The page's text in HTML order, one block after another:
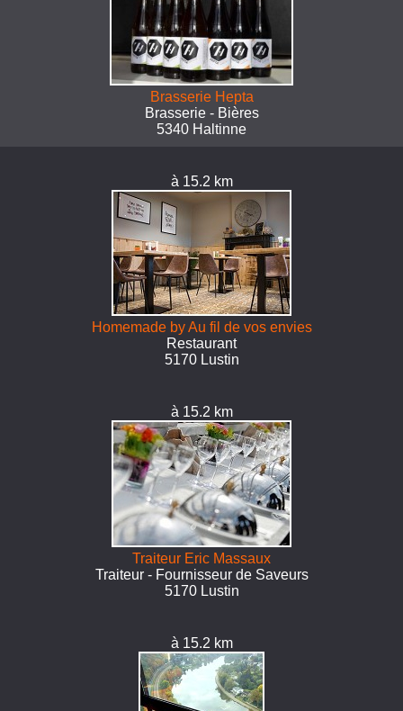
Brasserie Hepta
Brasserie - Bières
5340 Haltinne
à 15.2 km
Homemade by Au fil de vos envies
Restaurant
5170 Lustin
à 15.2 km
Traiteur Eric Massaux
Traiteur - Fournisseur de Saveurs
5170 Lustin
à 15.2 km